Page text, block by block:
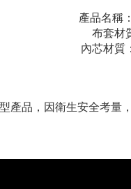
產品名稱
布套材
內芯材質
產品，因衛生安全考量，